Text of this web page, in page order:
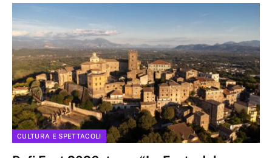
CULTURA E SPETTACOLI